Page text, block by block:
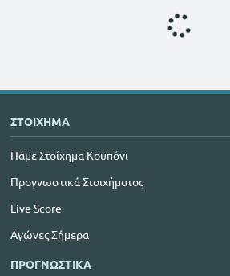
ΣΤΟΙΧΗΜΑ
Πάμε Στοίχημα Κουπόνι
Προγνωστικά Στοιχήματος
Live Score
Αγώνες Σήμερα
ΠΡΟΓΝΩΣΤΙΚΑ